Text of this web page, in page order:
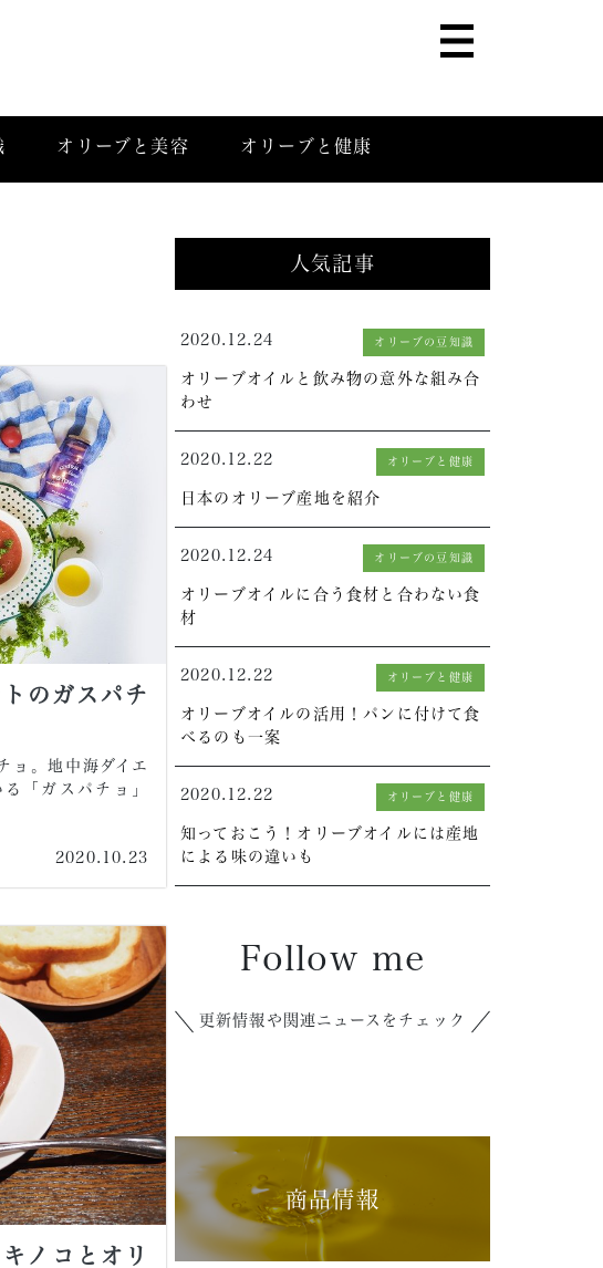
オリーブと美容 オリーブと健康
のガスパチ
ョ。地中海ダイエ
「ガスパチョ」
2020.10.23
ノコとオリ
人気記事
2020.12.24 オリーブの豆知識
オリーブオイルと飲み物の意外な組み合
わせ
2020.12.22 オリーブと健康
日本のオリーブ産地を紹介
2020.12.24 オリーブの豆知識
オリーブオイルに合う食材と合わない食
材
2020.12.22 オリーブと健康
オリーブオイルの活用！パンに付けて食
べるのも一案
2020.12.22 オリーブと健康
知っておこう！オリーブオイルには産地
による味の違いも
Follow me
更新情報や関連ニュースをチェック
商品情報